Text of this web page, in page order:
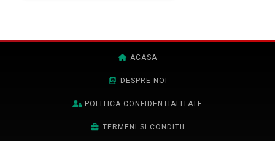
ACASA
DESPRE NOI
POLITICA CONFIDENTIALITATE
TERMENI SI CONDITII